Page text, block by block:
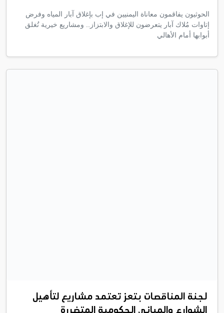
الحوثيون يفاقمون معاناة اليمنيين في إب بإغلاق آبار المياه وفرض
إتاوات مُلاك آبار يتعرضون للإغلاق والابتزاز.. ومشاريع خيرية تُغلق
أبوابها أمام الأهالي
لجنة المناقصات بتعز تعتمد مشاريع لتأهيل